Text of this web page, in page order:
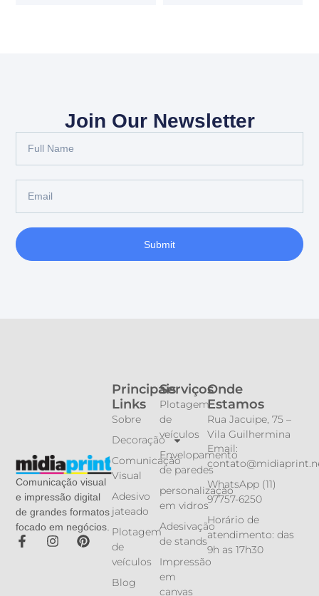
Join Our Newsletter
Submit
Comunicação visual
e impressão digital
de grandes formatos
focado em negócios.
Serviços
Plotagem
de
veículos
Envelopamento
de paredes
personalização
em vidros
Adesivação
de stands
Impressão
em
canvas
Principais
Links
Sobre
Decoração
Comunicação
Visual
Adesivo
jateado
Plotagem
de
veículos
Blog
Onde
Estamos
Rua Jacuipe, 75 –
Vila Guilhermina
Email:
WhatsApp (11)
97757-6250
Horário de
atendimento: das
9h as 17h30